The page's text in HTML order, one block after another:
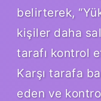
belirterek,
kişiler daha
tarafı kontrol
Karşı tarafa
eden ve